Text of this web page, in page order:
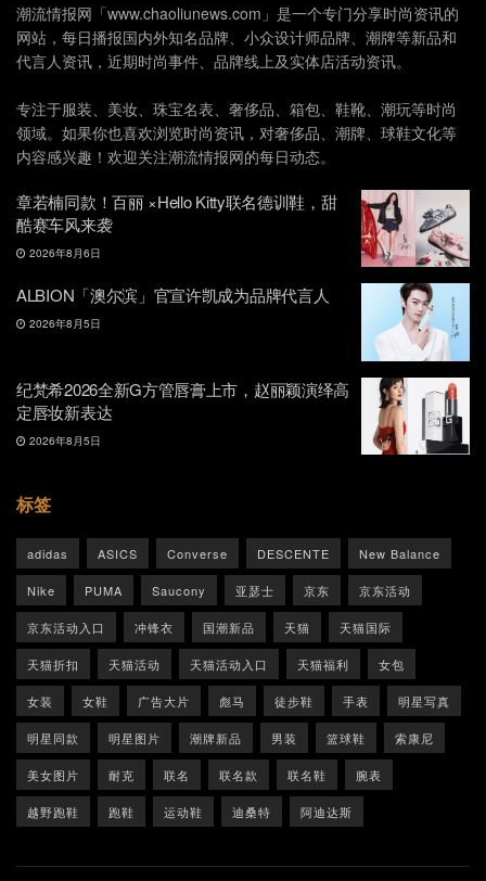
潮流情报网「www.chaoliunews.com」是一个专门分享时尚资讯的
网站，每日播报国内外知名品牌、小众设计师品牌、潮牌等新品和
代言人资讯，近期时尚事件、品牌线上及实体店活动资讯。
专注于服装、美妆、珠宝名表、奢侈品、箱包、鞋靴、潮玩等时尚
领域。如果你也喜欢浏览时尚资讯，对奢侈品、潮牌、球鞋文化等
内容感兴趣！欢迎关注潮流情报网的每日动态。
章若楠同款！百丽 ×Hello Kitty联名德训鞋，甜
酷赛车风来袭
2026年8月6日
ALBION「澳尔滨」官宣许凯成为品牌代言人
2026年8月5日
纪梵希2026全新G方管唇膏上市，赵丽颖演绎高
定唇妆新表达
2026年8月5日
标签
adidas ASICS Converse DESCENTE New Balance
Nike PUMA Saucony 亚瑟士 京东 京东活动
京东活动入口 冲锋衣 国潮新品 天猫 天猫国际
天猫折扣 天猫活动 天猫活动入口 天猫福利 女包
女装 女鞋 广告大片 彪马 徒步鞋 手表 明星写真
明星同款 明星图片 潮牌新品 男装 篮球鞋 索康尼
美女图片 耐克 联名 联名款 联名鞋 腕表
越野跑鞋 跑鞋 运动鞋 迪桑特 阿迪达斯